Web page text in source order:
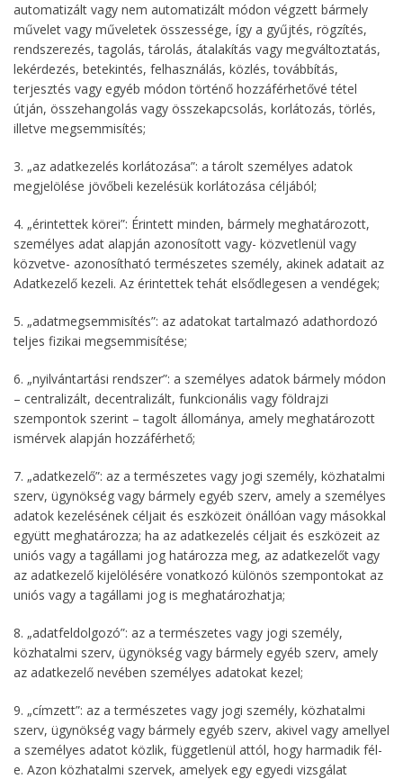
automatizált vagy nem automatizált módon végzett bármely
művelet vagy műveletek összessége, így a gyűjtés, rögzítés,
rendszerezés, tagolás, tárolás, átalakítás vagy megváltoztatás,
lekérdezés, betekintés, felhasználás, közlés, továbbítás,
terjesztés vagy egyéb módon történő hozzáférhetővé tétel
útján, összehangolás vagy összekapcsolás, korlátozás, törlés,
illetve megsemmisítés;
3. „az adatkezelés korlátozása”: a tárolt személyes adatok
megjelölése jövőbeli kezelésük korlátozása céljából;
4. „érintettek körei”: Érintett minden, bármely meghatározott,
személyes adat alapján azonosított vagy- közvetlenül vagy
közvetve- azonosítható természetes személy, akinek adatait az
Adatkezelő kezeli. Az érintettek tehát elsődlegesen a vendégek;
5. „adatmegsemmisítés”: az adatokat tartalmazó adathordozó
teljes fizikai megsemmisítése;
6. „nyilvántartási rendszer”: a személyes adatok bármely módon
– centralizált, decentralizált, funkcionális vagy földrajzi
szempontok szerint – tagolt állománya, amely meghatározott
ismérvek alapján hozzáférhető;
7. „adatkezelő”: az a természetes vagy jogi személy, közhatalmi
szerv, ügynökség vagy bármely egyéb szerv, amely a személyes
adatok kezelésének céljait és eszközeit önállóan vagy másokkal
együtt meghatározza; ha az adatkezelés céljait és eszközeit az
uniós vagy a tagállami jog határozza meg, az adatkezelőt vagy
az adatkezelő kijelölésére vonatkozó különös szempontokat az
uniós vagy a tagállami jog is meghatározhatja;
8. „adatfeldolgozó”: az a természetes vagy jogi személy,
közhatalmi szerv, ügynökség vagy bármely egyéb szerv, amely
az adatkezelő nevében személyes adatokat kezel;
9. „címzett”: az a természetes vagy jogi személy, közhatalmi
szerv, ügynökség vagy bármely egyéb szerv, akivel vagy amellyel
a személyes adatot közlik, függetlenül attól, hogy harmadik fél-
e. Azon közhatalmi szervek, amelyek egy egyedi vizsgálat